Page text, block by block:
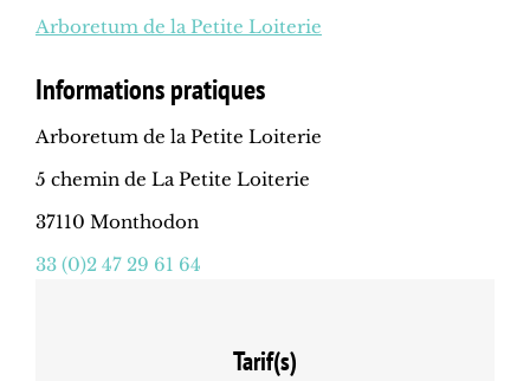
Arboretum de la Petite Loiterie
Informations pratiques
Arboretum de la Petite Loiterie
5 chemin de La Petite Loiterie
37110 Monthodon
33 (0)2 47 29 61 64
Tarif(s)